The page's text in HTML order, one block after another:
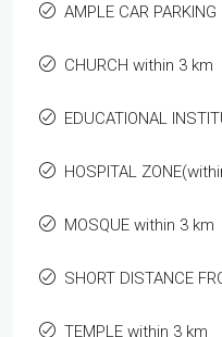
AMPLE CAR PARKING
CHURCH within 3 km
EDUCATIONAL
HOSPITAL
MOSQUE within 3 km
SHORT DISTANCE
TEMPLE within 3 km